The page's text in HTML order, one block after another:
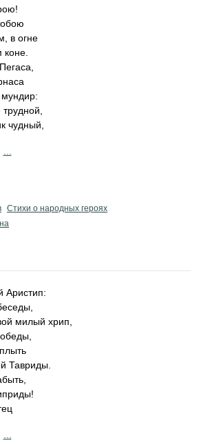
в огне
чудный,
Стихи о народных героях
Аристип:
милый хрип,
Тавриды.